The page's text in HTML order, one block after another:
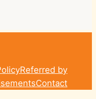
Referred by
Contact